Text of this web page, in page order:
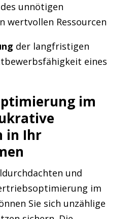
des unnötigen
wertvollen Ressourcen
der langfristigen
eines
im
in Ihr
und
im
Sie sich unzählige